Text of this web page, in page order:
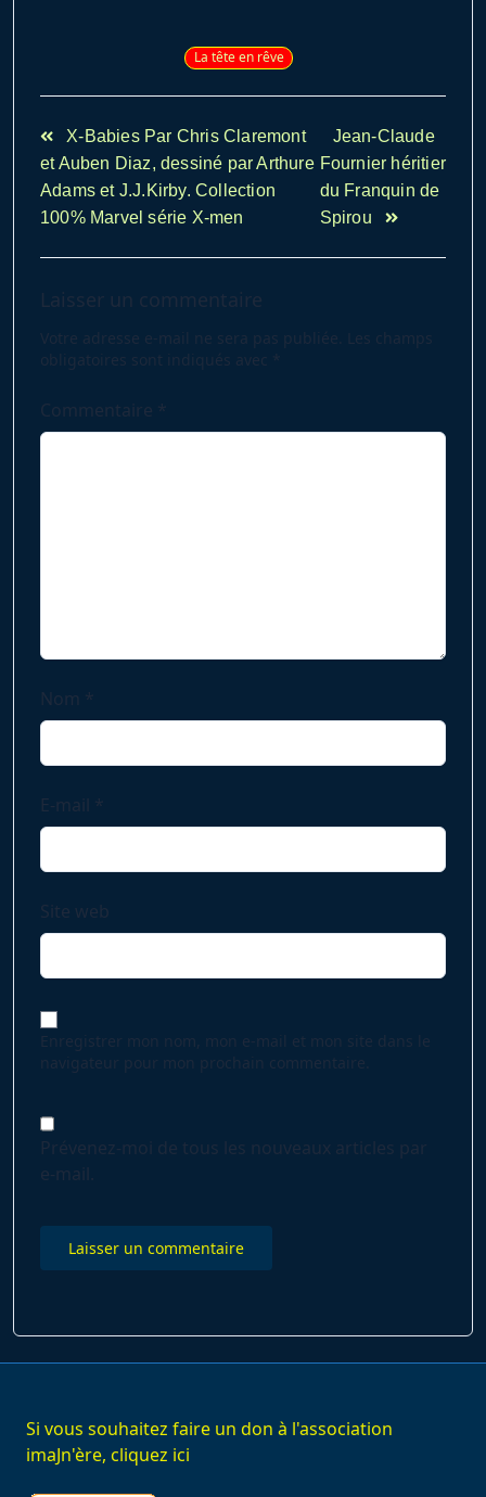
La tête en rêve
<span
class="nav-
subtitle
screen-
text">Page</span>
X-Babies Par Chris Claremont
et Auben Diaz, dessiné par Arthure
Adams et J.J.Kirby. Collection
100% Marvel série X-men
Jean-Claude
Fournier héritier
du Franquin de
Spirou
Laisser un commentaire
Votre adresse e-mail ne sera pas publiée. Les champs
obligatoires sont indiqués avec *
Commentaire *
Nom *
E-mail *
Site web
Enregistrer mon nom, mon e-mail et mon site dans le
navigateur pour mon prochain commentaire.
Prévenez-moi de tous les nouveaux articles par
e-mail.
Si vous souhaitez faire un don à l'association
imaJn'ère, cliquez ici